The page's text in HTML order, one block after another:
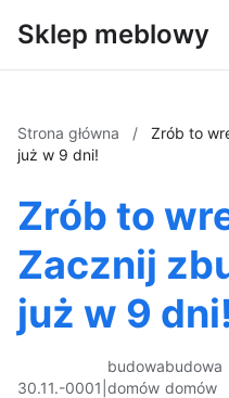
Sklep meblowy
Strona główna /
Zrób to
już w 9 dni!
Zrób to
Zacznij
już w 9 dni!
30.11.-0001
budowa
domów
budowa
domów